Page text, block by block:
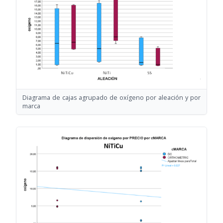
Diagrama de cajas agrupado de oxígeno por aleación y por
marca